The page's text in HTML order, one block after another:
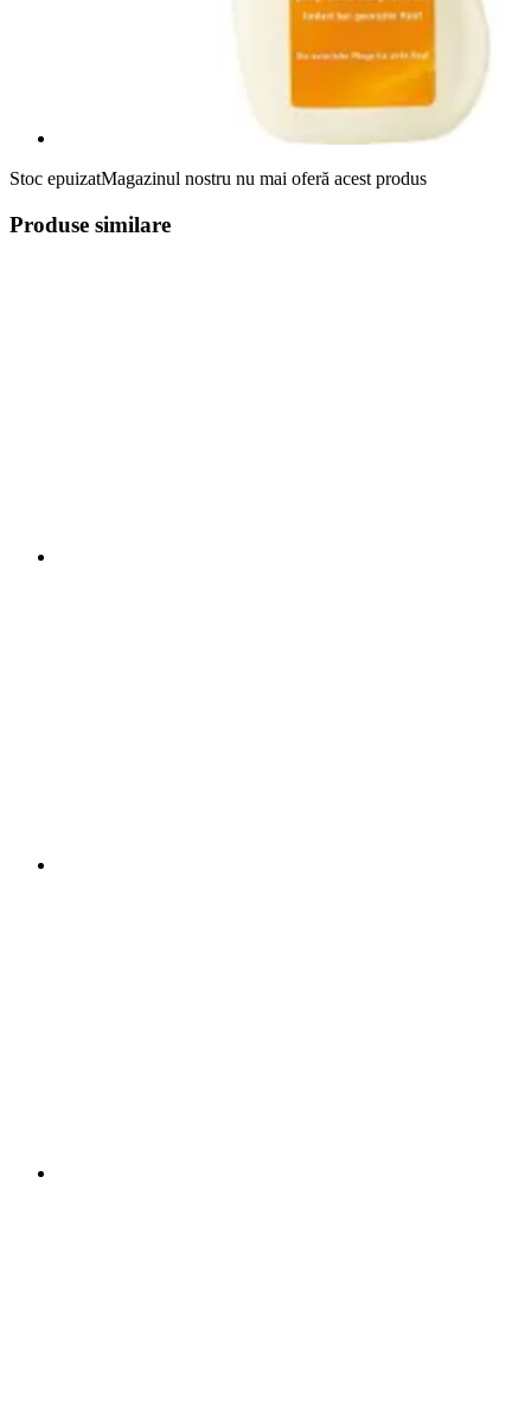
Stoc epuizatMagazinul nostru nu mai oferă acest produs
Produse similare